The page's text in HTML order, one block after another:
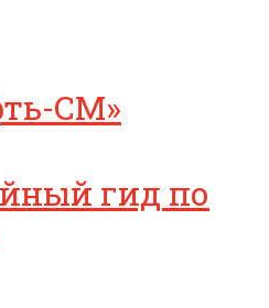
СМ»
гид по